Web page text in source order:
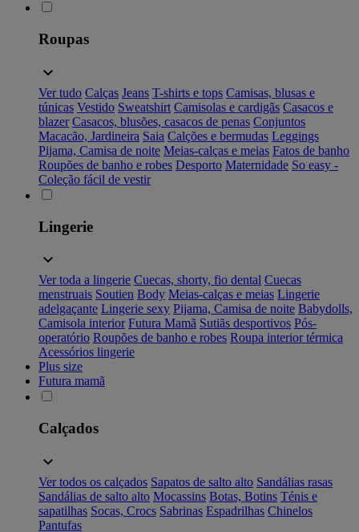
Roupas
Ver tudo Calças Jeans T-shirts e tops Camisas, blusas e
túnicas Vestido Sweatshirt Camisolas e cardigãs Casacos e
blazer Casacos, blusões, casacos de penas Conjuntos
Macacão, Jardineira Saia Calções e bermudas Leggings
Pijama, Camisa de noite Meias-calças e meias Fatos de banho
Roupões de banho e robes Desporto Maternidade So easy -
Coleção fácil de vestir
Lingerie
Ver toda a lingerie Cuecas, shorty, fio dental Cuecas
menstruais Soutien Body Meias-calças e meias Lingerie
adelgaçante Lingerie sexy Pijama, Camisa de noite Babydolls,
Camisola interior Futura Mamã Sutiãs desportivos Pós-
operatório Roupões de banho e robes Roupa interior térmica
Acessórios lingerie
Plus size
Futura mamã
Calçados
Ver todos os calçados Sapatos de salto alto Sandálias rasas
Sandálias de salto alto Mocassins Botas, Botins Ténis e
sapatilhas Socas, Crocs Sabrinas Espadrilhas Chinelos
Pantufas